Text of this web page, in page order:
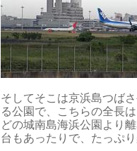
そしてそこは京浜島つば
る公園で、こちらの全長
どの城南島海浜公園より
台もあったりで、たっぷ